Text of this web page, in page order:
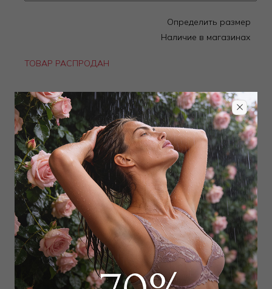
Дополнить образ
Определить размер
Наличие в магазинах
ТОВАР РАСПРОДАН
Добавить в избранное
Забронировать в магазине